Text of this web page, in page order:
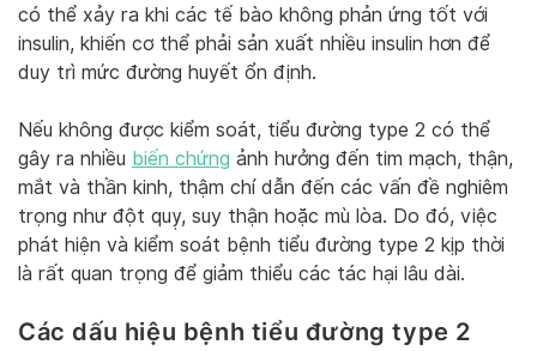
có thể xảy ra khi các tế bào không phản ứng tốt với
insulin, khiến cơ thể phải sản xuất nhiều insulin hơn để
duy trì mức đường huyết ổn định.
Nếu không được kiểm soát, tiểu đường type 2 có thể
gây ra nhiều biến chứng ảnh hưởng đến tim mạch, thận,
mắt và thần kinh, thậm chí dẫn đến các vấn đề nghiêm
trọng như đột quỵ, suy thận hoặc mù lòa. Do đó, việc
phát hiện và kiểm soát bệnh tiểu đường type 2 kịp thời
là rất quan trọng để giảm thiểu các tác hại lâu dài.
Các dấu hiệu bệnh tiểu đường type 2